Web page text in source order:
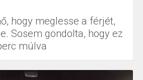
hogy meglesse a férjét,
Sosem gondolta, hogy ez
múlva